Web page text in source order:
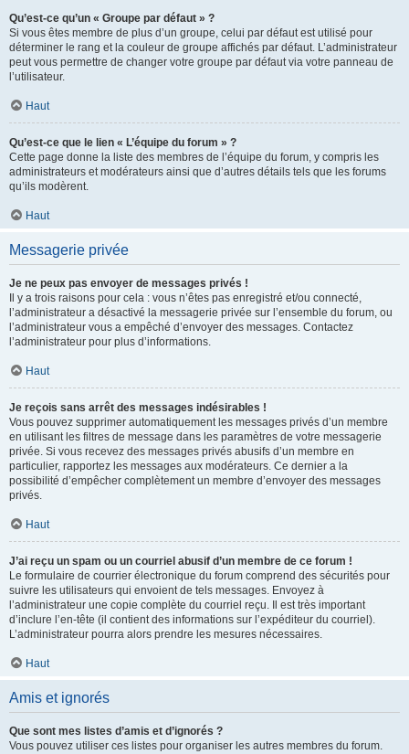
Qu’est-ce qu’un « Groupe par défaut » ?
Si vous êtes membre de plus d’un groupe, celui par défaut est utilisé pour
déterminer le rang et la couleur de groupe affichés par défaut. L’administrateur
peut vous permettre de changer votre groupe par défaut via votre panneau de
l’utilisateur.
Haut
Qu’est-ce que le lien « L’équipe du forum » ?
Cette page donne la liste des membres de l’équipe du forum, y compris les
administrateurs et modérateurs ainsi que d’autres détails tels que les forums
qu’ils modèrent.
Haut
Messagerie privée
Je ne peux pas envoyer de messages privés !
Il y a trois raisons pour cela : vous n’êtes pas enregistré et/ou connecté,
l’administrateur a désactivé la messagerie privée sur l’ensemble du forum, ou
l’administrateur vous a empêché d’envoyer des messages. Contactez
l’administrateur pour plus d’informations.
Haut
Je reçois sans arrêt des messages indésirables !
Vous pouvez supprimer automatiquement les messages privés d’un membre
en utilisant les filtres de message dans les paramètres de votre messagerie
privée. Si vous recevez des messages privés abusifs d’un membre en
particulier, rapportez les messages aux modérateurs. Ce dernier a la
possibilité d’empêcher complètement un membre d’envoyer des messages
privés.
Haut
J’ai reçu un spam ou un courriel abusif d’un membre de ce forum !
Le formulaire de courrier électronique du forum comprend des sécurités pour
suivre les utilisateurs qui envoient de tels messages. Envoyez à
l’administrateur une copie complète du courriel reçu. Il est très important
d’inclure l’en-tête (il contient des informations sur l’expéditeur du courriel).
L’administrateur pourra alors prendre les mesures nécessaires.
Haut
Amis et ignorés
Que sont mes listes d’amis et d’ignorés ?
Vous pouvez utiliser ces listes pour organiser les autres membres du forum.